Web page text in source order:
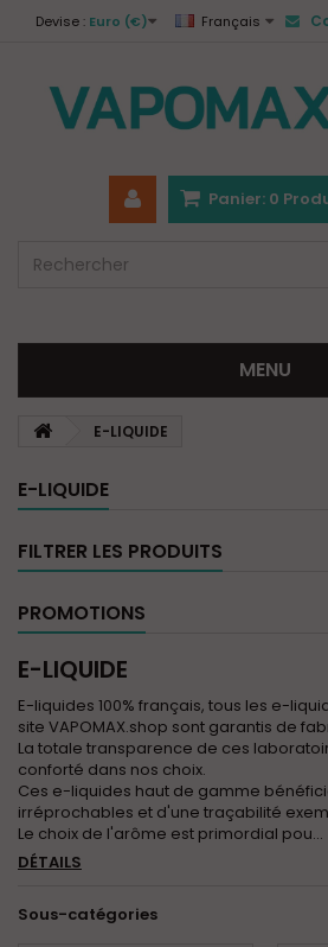
Devise : Euro (€) Français
Panier: 0
MENU
E-LIQUIDE
E-LIQUIDE
FILTRER LES PRODUITS
PROMOTIONS
E-LIQUIDE
E-liquides 100% français, tous les e-
site VAPOMAX.shop sont garantis de
La totale transparence de ces
conforté dans nos choix.
Ces e-liquides haut de gamme
irréprochables et d'une traçabilité
Le choix de l'arôme est primordial pou...
DÉTAILS
Sous-catégories